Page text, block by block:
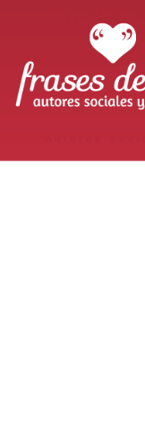
Autores